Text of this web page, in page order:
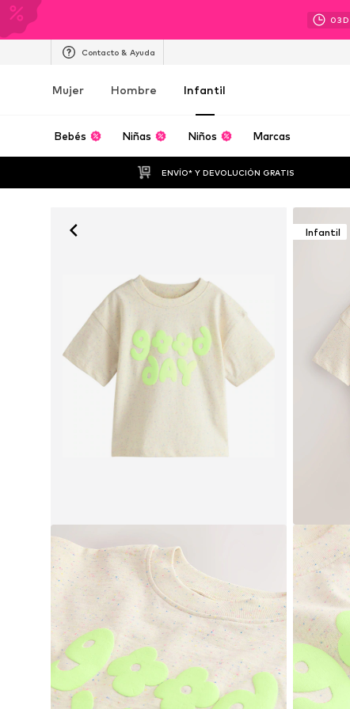
03D
Contacto & Ayuda
Mujer Hombre Infantil
Bebés Niñas Niños Marcas
ENVÍO* Y DEVOLUCIÓN GRATIS
Infantil